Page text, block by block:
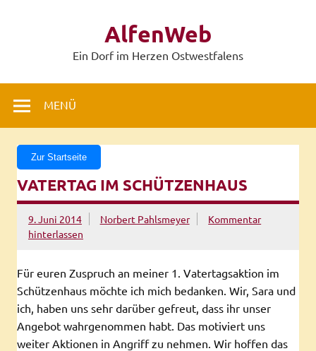
AlfenWeb
Ein Dorf im Herzen Ostwestfalens
MENÜ
Zur Startseite
VATERTAG IM SCHÜTZENHAUS
9. Juni 2014 Norbert Pahlsmeyer
Kommentar
hinterlassen
Für euren Zuspruch an meiner 1. Vatertagsaktion im
Schützenhaus möchte ich mich bedanken. Wir, Sara und
ich, haben uns sehr darüber gefreut, dass ihr unser
Angebot wahrgenommen habt. Das motiviert uns
weiter Aktionen in Angriff zu nehmen. Wir hoffen das